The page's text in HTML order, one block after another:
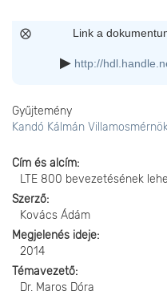
Link a
http://
Gyűjtemény
Kandó Kálmán
Cím és alcím
LTE 800 bevezetésének
Szerző
Kovács Ádám
Megjelenés ideje
2014
Témavezető
Dr. Maros Dóra